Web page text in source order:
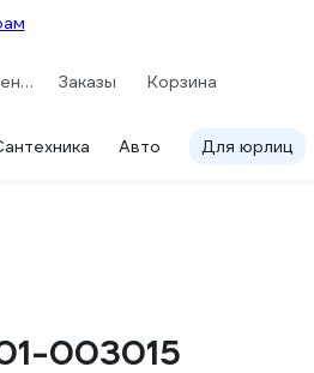
Сравнение Заказы Корзина
Авто Для юрлиц
003015